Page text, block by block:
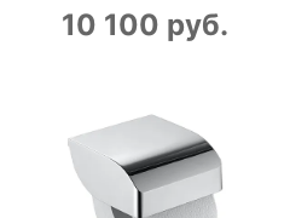
10 100 руб.